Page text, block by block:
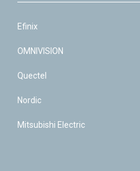
Efinix
OMNIVISION
Quectel
Nordic
Mitsubishi Electric